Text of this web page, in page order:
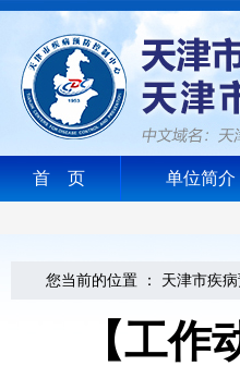
首 页 单位简介
您当前的位置 ： 天津市疾
【工